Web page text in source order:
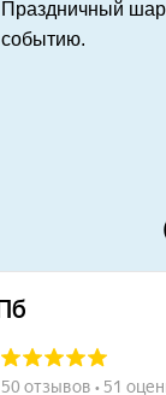
Праздничный шар
событию.